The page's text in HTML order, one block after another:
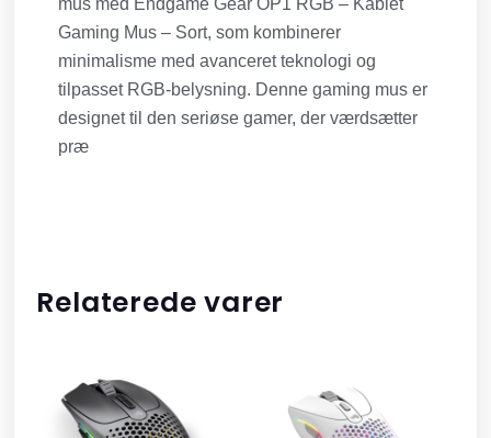
mus med Endgame Gear OP1 RGB – Kablet
Gaming Mus – Sort, som kombinerer
minimalisme med avanceret teknologi og
tilpasset RGB-belysning. Denne gaming mus er
designet til den seriøse gamer, der værdsætter
præ
Relaterede varer